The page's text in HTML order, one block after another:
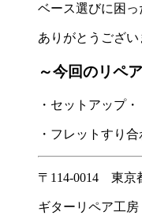
ベース選びに困っ
ありがとうござい
～今回のリペ
・セットアップ・
・フレットすり
〒114-0014 東京
ギターリペア工房